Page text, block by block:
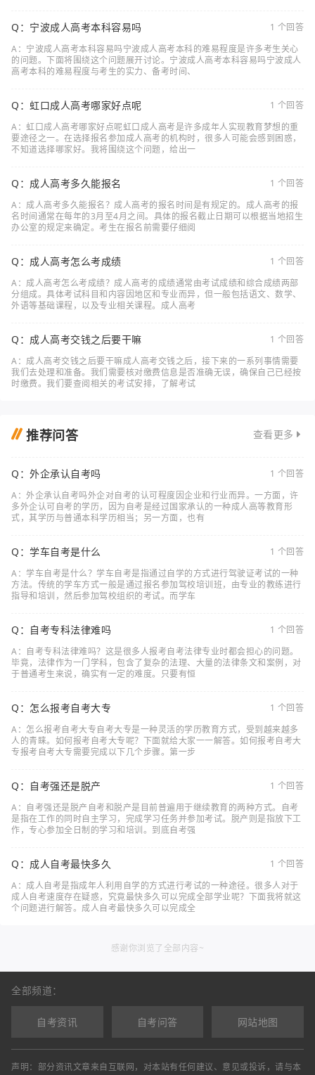
Q：宁波成人高考本科容易吗
1 个回答
A：宁波成人高考本科容易吗宁波成人高考本科的难易程度是许多考生关心
的问题。下面将围绕这个问题展开讨论。宁波成人高考本科容易吗宁波成人
高考本科的难易程度与考生的实力、备考时间、
Q：虹口成人高考哪家好点呢
1 个回答
A：虹口成人高考哪家好点呢虹口成人高考是许多成年人实现教育梦想的重
要途径之一。在选择报名参加成人高考的机构时，很多人可能会感到困惑，
不知道选择哪家好。我将围绕这个问题，给出一
Q：成人高考多久能报名
1 个回答
A：成人高考多久能报名？成人高考的报名时间是有规定的。成人高考的报
名时间通常在每年的3月至4月之间。具体的报名截止日期可以根据当地招生
办公室的规定来确定。考生在报名前需要仔细阅
Q：成人高考怎么考成绩
1 个回答
A：成人高考怎么考成绩？成人高考的成绩通常由考试成绩和综合成绩两部
分组成。具体考试科目和内容因地区和专业而异，但一般包括语文、数学、
外语等基础课程，以及专业相关课程。成人高考
Q：成人高考交钱之后要干嘛
1 个回答
A：成人高考交钱之后要干嘛成人高考交钱之后，接下来的一系列事情需要
我们去处理和准备。我们需要核对缴费信息是否准确无误，确保自己已经按
时缴费。我们要查阅相关的考试安排，了解考试
推荐问答 查看更多
Q：外企承认自考吗
1 个回答
A：外企承认自考吗外企对自考的认可程度因企业和行业而异。一方面，许
多外企认可自考的学历，因为自考是经过国家承认的一种成人高等教育形
式，其学历与普通本科学历相当；另一方面，也有
Q：学车自考是什么
1 个回答
A：学车自考是什么？学车自考是指通过自学的方式进行驾驶证考试的一种
方法。传统的学车方式一般是通过报名参加驾校培训班，由专业的教练进行
指导和培训，然后参加驾校组织的考试。而学车
Q：自考专科法律难吗
1 个回答
A：自考专科法律难吗？这是很多人报考自考法律专业时都会担心的问题。
毕竟，法律作为一门学科，包含了复杂的法理、大量的法律条文和案例，对
于普通考生来说，确实有一定的难度。只要有恒
Q：怎么报考自考大专
1 个回答
A：怎么报考自考大专自考大专是一种灵活的学历教育方式，受到越来越多
人的青睐。如何报考自考大专呢？下面就给大家一一解答。如何报考自考大
专报考自考大专需要完成以下几个步骤。第一步
Q：自考强还是脱产
1 个回答
A：自考强还是脱产自考和脱产是目前普遍用于继续教育的两种方式。自考
是指在工作的同时自主学习，完成学习任务并参加考试。脱产则是指放下工
作，专心参加全日制的学习和培训。到底自考强
Q：成人自考最快多久
1 个回答
A：成人自考是指成年人利用自学的方式进行考试的一种途径。很多人对于
成人自考速度存在疑惑，究竟最快多久可以完成全部学业呢？下面我将就这
个问题进行解答。成人自考最快多久可以完成全
感谢你浏览了全部内容~
全部频道：
自考资讯 自考问答 网站地图
声明：部分资讯文章来自互联网，对本站有任何建议、意见或投诉，请与本